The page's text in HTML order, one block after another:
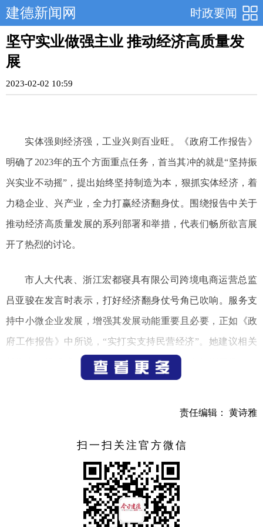
时政要闻
建德新闻网
坚守实业做强主业 推动经济高质量发
展
2023-02-02 10:59
实体强则经济强，工业兴则百业旺。《政府工作报告》
明确了2023年的五个方面重点任务，首当其冲的就是“坚持振
兴实业不动摇”，提出始终坚持制造为本，狠抓实体经济，着
力稳企业、兴产业，全力打赢经济翻身仗。围绕报告中关于
推动经济高质量发展的系列部署和举措，代表们畅所欲言展
开了热烈的讨论。
市人大代表、浙江宏都寝具有限公司跨境电商运营总监
吕亚骏在发言时表示，打好经济翻身仗号角已吹响。服务支
持中小微企业发展，增强其发展动能重要且必要，正如《政
府工作报告》中所说，“实打实支持民营经济”。她建议相关
部门大力组织线上线下促消费活动，多举措激发消费活力。
同时，结合当前形势，深化“走出去”战略，组织引导企业抱
报告指出，高质量推进产业发展，聚焦延链补链强链，
代表、浙江新化化工股份有限公司副总经理应思斌在发言时
接连说出了开心、信心和决心等关键词。他表示，困扰企业
数年的搬迁技改问题在政府持之以恒的协调下，终于迎刃而
责任编辑： 黄诗雅
扫一扫关注官方微信